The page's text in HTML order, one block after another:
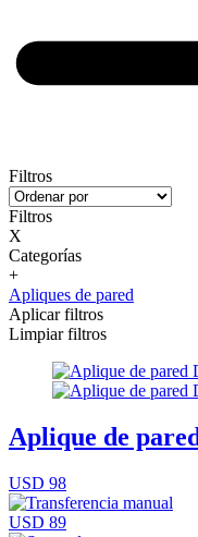
Filtros
Filtros
X
Categorías
+
Apliques de pared
Aplicar filtros
Limpiar filtros
Aplique de
USD 98
USD 89